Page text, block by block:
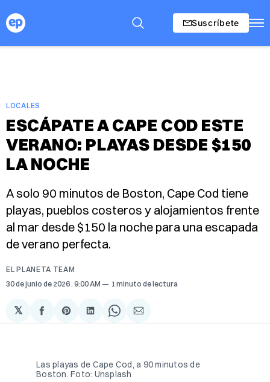
Suscríbete
LOCALES
ESCÁPATE A CAPE COD ESTE
VERANO: PLAYAS DESDE $150
LA NOCHE
A solo 90 minutos de Boston, Cape Cod tiene
playas, pueblos costeros y alojamientos frente
al mar desde $150 la noche para una escapada
de verano perfecta.
EL PLANETA TEAM
30 de junio de 2026 . 9:00 AM 1 minuto de lectura
𝕏
Compartir
en
Share
on
Compartir
en
Share
on
Compartir
via
Las playas de Cape Cod, a 90 minutos de
Boston. Foto: Unsplash